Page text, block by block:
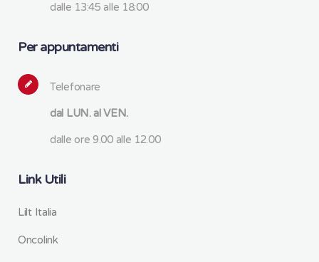
dalle 13:45 alle 18:00
Per appuntamenti
Telefonare
dal LUN. al VEN.
dalle ore 9.00 alle 12.00
Link Utili
Lilt Italia
Oncolink